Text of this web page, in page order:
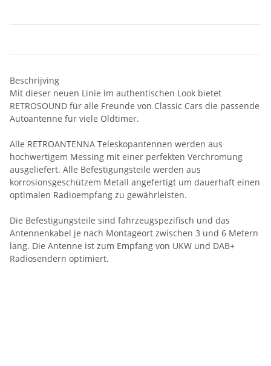
Beschrijving
Mit dieser neuen Linie im authentischen Look bietet
RETROSOUND für alle Freunde von Classic Cars die passende
Autoantenne für viele Oldtimer.
Alle RETROANTENNA Teleskopantennen werden aus
hochwertigem Messing mit einer perfekten Verchromung
ausgeliefert. Alle Befestigungsteile werden aus
korrosionsgeschützem Metall angefertigt um dauerhaft einen
optimalen Radioempfang zu gewährleisten.
Die Befestigungsteile sind fahrzeugspezifisch und das
Antennenkabel je nach Montageort zwischen 3 und 6 Metern
lang. Die Antenne ist zum Empfang von UKW und DAB+
Radiosendern optimiert.